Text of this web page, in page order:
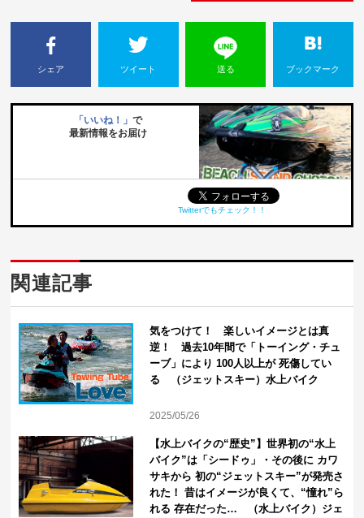
シェア ツイート 送る ブックマーク
「いいね！」 で
最新情報をお届け
Twitterでもチェック！！
関連記事
気をつけて！ 楽しいイメージとは真
逆！ 過去10年間で「トーイング・チュ
ーブ」により 100人以上が 死傷してい
る （ジェットスキー）水上バイク
2025/05/26
【水上バイクの“歴史”】世界初の“水上
バイク”は「シードゥ」・その後に カワ
サキから 初の“ジェットスキー”が発売さ
れた！ 昔はイメージが良くて、“憧れ”ら
れる 存在だった… （水上バイク）ジェ